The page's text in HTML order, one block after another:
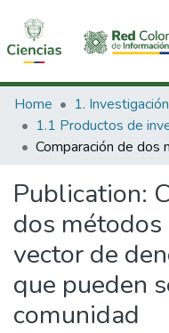
Communities &
All of DSpace
Home
Publication:
dos
vector de
que pueden
comunidad